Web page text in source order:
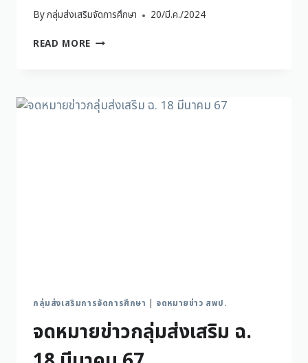
Byกลุ่มส่งเสริมจัดการศึกษา 20/มี.ค./2024
READ MORE
กลุ่มส่งเสริมการจัดการศึกษา | จดหมายข่าว สพป.
จดหมายข่าวกลุ่มส่งเสริม ฉ.